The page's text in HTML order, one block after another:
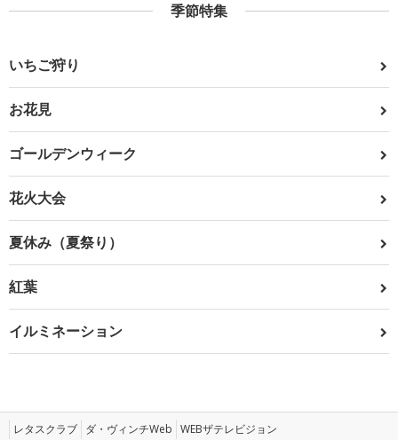
季節特集
いちご狩り
お花見
ゴールデンウィーク
花火大会
夏休み（夏祭り）
紅葉
イルミネーション
レタスクラブ ダ・ヴィンチWeb WEBザテレビジョン